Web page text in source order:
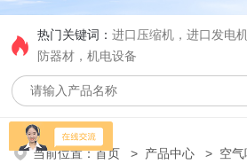
热门关键词：进口压缩机，进口发电
防器材，机电设备
当前位置：首页 > 产品中心 > 空